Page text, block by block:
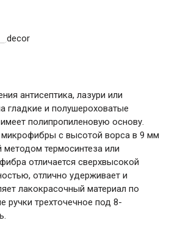
decor
антисептика, лазури или
гладкие и полушероховатые
полипропиленовую основу.
с высотой ворса в 9 мм
термосинтеза или
отличается сверхвысокой
отлично удерживает и
лакокрасочный материал по
ручки трехточечное под 8-
оборудование